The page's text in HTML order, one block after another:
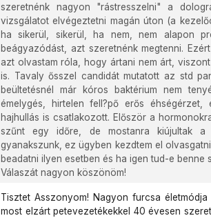
szeretnénk nagyon "rástresszelni" a
vizsgálatot elvégeztetni magán úton (a
ha sikerül, sikerül, ha nem, nem alapon
beágyazódást, azt szeretnénk megtenni.
azt olvastam róla, hogy ártani nem árt,
is. Tavaly ősszel candidát mutatott az std
beültetésnél már kóros baktérium nem
émelygés, hirtelen fell?pő erős
hajhullás is csatlakozott. Először a
szűnt egy időre, de mostanra kiújultak a
gyanakszunk, ez ügyben kezdtem el
beadatni ilyen esetben és ha igen tud-e benne
Válaszát nagyon köszönöm!
Tisztet Asszonyom! Nagyon furcsa
most elzárt petevezetékekkel 40 évesen